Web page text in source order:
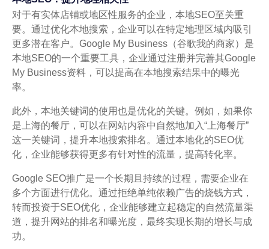
对于有实体店铺或地区性服务的企业，本地SEO至关重
要。通过优化本地搜索，企业可以在特定地理区域内吸引
更多潜在客户。Google My Business（谷歌我的商家）是
本地SEO的一个重要工具，企业通过注册并完善其Google
My Business资料，可以提高在本地搜索结果中的曝光
率。
此外，本地关键词的使用也是优化的关键。例如，如果你
是上海的餐厅，可以在网站内容中自然地加入“上海餐厅”
这一关键词，提升本地搜索排名。通过本地化的SEO优
化，企业能够获得更多有针对性的流量，提高转化率。
Google SEO推广是一个长期且持续的过程，需要企业在
多个方面进行优化。通过拒绝单纯依赖广告的烧钱方式，
转而投资于SEO优化，企业能够建立起稳定的自然流量渠
道，提升网站的排名和曝光度，最终实现长期的增长与成
功。